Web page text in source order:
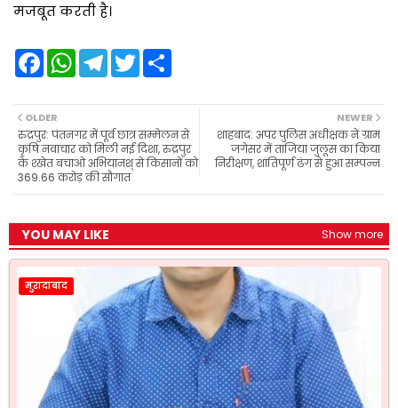
मजबूत करती है।
F
a
b
o
o
k
W
A
p
p
T
e
r
a
m
T
w
e
r
NEWER
शाहबाद: अपर पुलिस अधीक्षक ने ग्राम
जगेसर में ताजिया जुलूस का किया
निरीक्षण, शांतिपूर्ण ढंग से हुआ सम्पन्न
OLDER
रुद्रपुर: पंतनगर में पूर्व छात्र सम्मेलन से
कृषि नवाचार को मिली नई दिशा, रुद्रपुर
के श्खेत बचाओ अभियानश् से किसानों को
369.66 करोड़ की सौगात
YOU MAY LIKE Show more
मुरादाबाद